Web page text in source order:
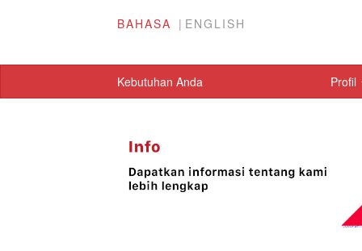
BAHASA ENGLISH
Kebutuhan Anda Profil